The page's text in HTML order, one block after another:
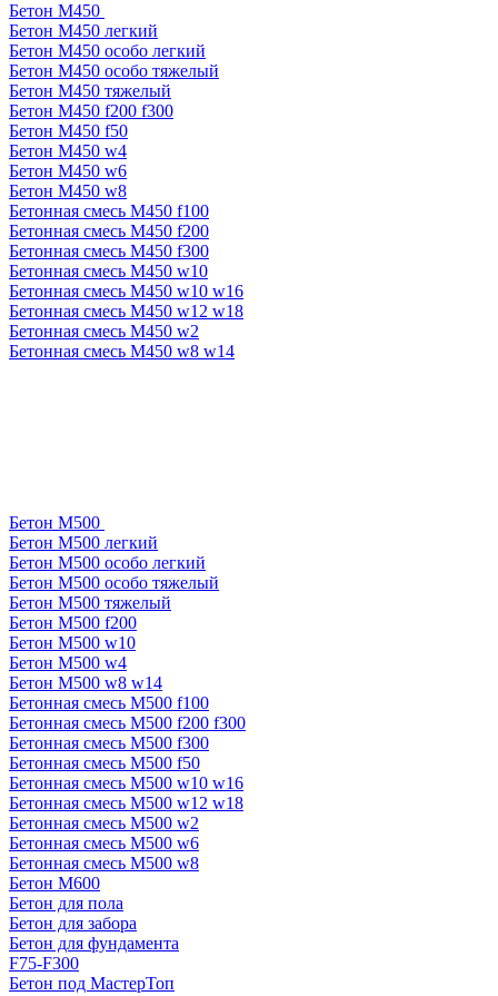
Бетон М450
Бетон М450 легкий
Бетон М450 особо легкий
Бетон М450 особо тяжелый
Бетон М450 тяжелый
Бетон М450 f200 f300
Бетон М450 f50
Бетон М450 w4
Бетон М450 w6
Бетон М450 w8
Бетонная смесь М450 f100
Бетонная смесь М450 f200
Бетонная смесь М450 f300
Бетонная смесь М450 w10
Бетонная смесь М450 w10 w16
Бетонная смесь М450 w12 w18
Бетонная смесь М450 w2
Бетонная смесь М450 w8 w14
Бетон М500
Бетон М500 легкий
Бетон М500 особо легкий
Бетон М500 особо тяжелый
Бетон М500 тяжелый
Бетон М500 f200
Бетон М500 w10
Бетон М500 w4
Бетон М500 w8 w14
Бетонная смесь М500 f100
Бетонная смесь М500 f200 f300
Бетонная смесь М500 f300
Бетонная смесь М500 f50
Бетонная смесь М500 w10 w16
Бетонная смесь М500 w12 w18
Бетонная смесь М500 w2
Бетонная смесь М500 w6
Бетонная смесь М500 w8
Бетон М600
Бетон для пола
Бетон для забора
Бетон для фундамента
F75-F300
Бетон под МастерТоп